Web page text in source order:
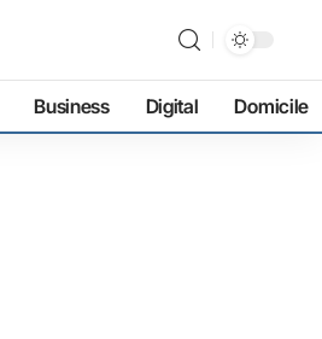
Business Digital Domicile